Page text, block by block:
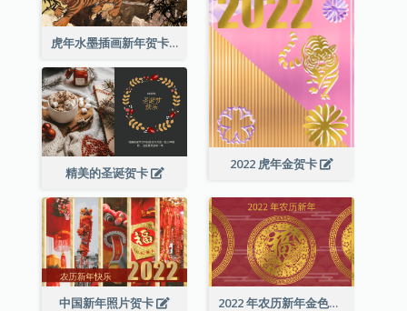
虎年水墨插画新年贺卡
2022 虎年金贺卡
精美的圣诞贺卡
中国新年照片贺卡 2022 年农历新年金色贺卡